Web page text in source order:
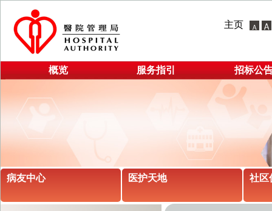
主页
概览 服务指引 招标公
病友中心 医护天地 社区